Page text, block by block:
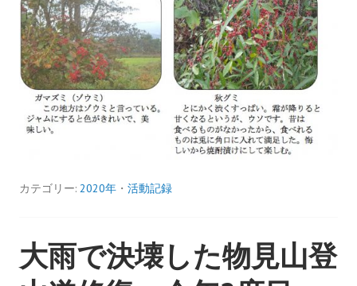
カテゴリー: 2020年 ・ 活動記録
大雨で決壊した物見山登